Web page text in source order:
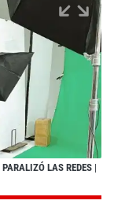
LAS REDES |